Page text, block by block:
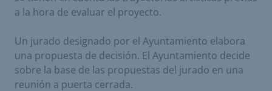
a la hora de evaluar el proyecto.
Un jurado designado por el Ayuntamiento elabora
una propuesta de decisión. El Ayuntamiento decide
sobre la base de las propuestas del jurado en una
reunión a puerta cerrada.